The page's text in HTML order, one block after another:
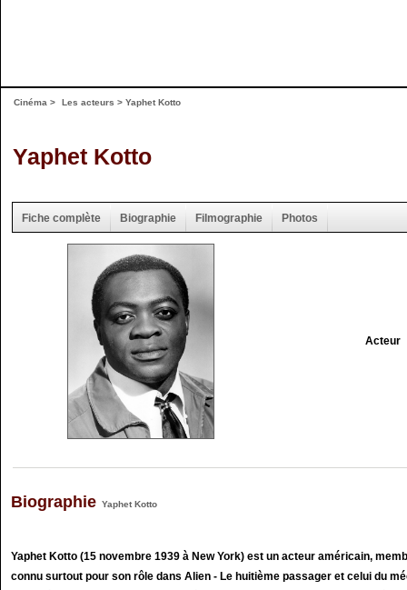
Cinéma > Les acteurs > Yaphet Kotto
Yaphet Kotto
Fiche complète Biographie Filmographie Photos
Acteur
Biographie Yaphet Kotto
Yaphet Kotto (15 novembre 1939 à New York) est un acteur américain,
connu surtout pour son rôle dans Alien - Le huitième passager et celui du